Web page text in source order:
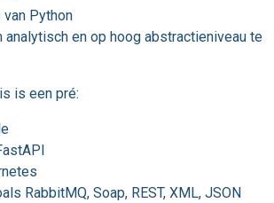
Python
analytisch en op hoog abstractieniveau te
is een pré:
RabbitMQ, Soap, REST, XML, JSON